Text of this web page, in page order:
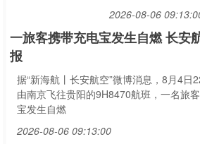
2026-08-06
一旅客携带充电宝发生自燃 长安
报
据“新海航丨长安航空”微博消息，8月4日
由南京飞往贵阳的9H8470航班，一名旅
宝发生自燃
2026-08-06 09:13:00